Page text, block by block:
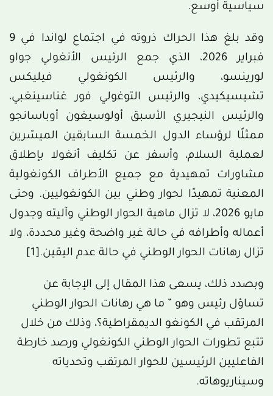
سياسية أوسع.
وقد بلغ هذا الحراك ذروته في اجتماع لواندا في 9
فبراير 2026، الذي جمع الرئيس الأنغولي جواو
لورينسو، والرئيس الكونغولي فيليكس
تشيسيكيدي، والرئيس التوغولي فور غناسينغبي،
والرئيس النيجيري الأسبق أولوسيغون أوباسانجو
ممثلًا لرؤساء الدول الخمسة السابقين الميسّرين
لعملية السلام، وأسفر عن تكليف أنغولا بإطلاق
مشاورات تمهيدية مع جميع الأطراف الكونغولية
المعنية تمهيدًا لحوار وطني بين الكونغوليين. وحتى
مايو 2026، لا تزال ماهية الحوار الوطني وآليته وجدول
أعماله وأطرافه في حالة غير واضحة وغير محددة، ولا
تزال رهانات الحوار الوطني في حالة عدم اليقين. [1]
وبصدد ذلك، يسعى هذا المقال إلى الإجابة عن
تساؤل رئيس وهو ” ما هي رهانات الحوار الوطني
المرتقب في الكونغو الديمقراطية؟، وذلك من خلال
تتبع تطورات الحوار الوطني الكونغولي ورصد خارطة
الفاعليين الرئيسين للحوار المرتقب وتحدياته
وسيناريوهاته.